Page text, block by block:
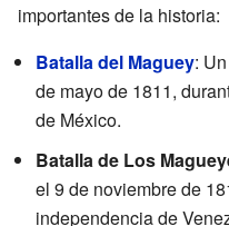
importantes de la historia:
Batalla del Maguey:
de mayo de 1811,
de México.
Batalla de Los
el 9 de noviembre de
independencia de